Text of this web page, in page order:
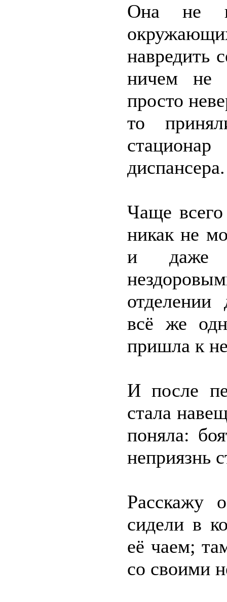
Она не
навредить
ничем не
просто
то
диспансера.
Чаще
никак не
и даже
всё же
пришла к
И после
стала
поняла:
неприязнь
Расскажу
сидели в
её чаем;
со своими